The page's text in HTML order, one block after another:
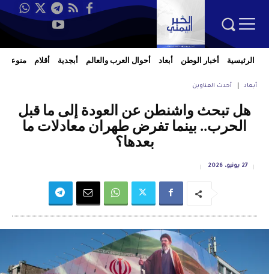
الرئيسية أخبار الوطن أبعاد أحوال العرب والعالم أبجدية أقلام منوعات
أبعاد أحدث العناوين
هل تبحث واشنطن عن العودة إلى ما قبل
الحرب.. بينما تفرض طهران معادلات ما
بعدها؟
27 يونيو، 2026